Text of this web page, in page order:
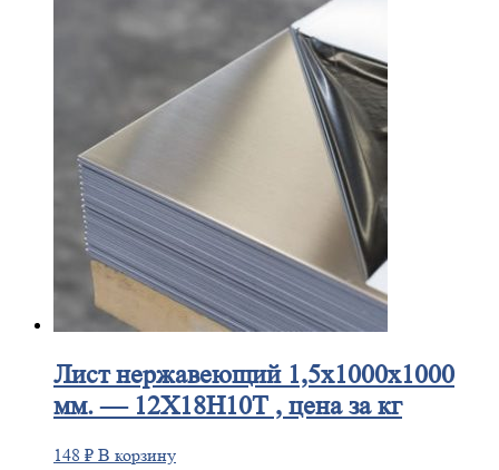
Листнержавеющий 1,5x1000x1000
мм. — 12Х18Н10Т , цена за кг
148 ₽ В корзину